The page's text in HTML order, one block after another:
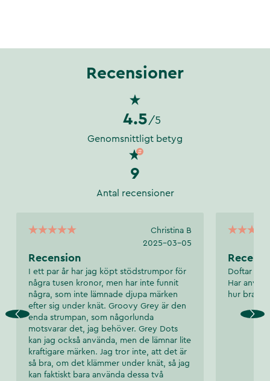
Recensioner
4.5 /5
Genomsnittligt betyg
9
Antal recensioner
Christina B
2025-03-05
Recension
I ett par år har jag köpt stödstrumpor för
några tusen kronor, men har inte funnit
några, som inte lämnade djupa märken
efter sig under knät. Groovy Grey är den
enda strumpan, som någorlunda
motsvarar det, jag behöver. Grey Dots
kan jag också använda, men de lämnar lite
kraftigare märken. Jag tror inte, att det är
så bra, om det klämmer under knät, så jag
kan faktiskt bara använda dessa två
Doftar
Har
hur bra